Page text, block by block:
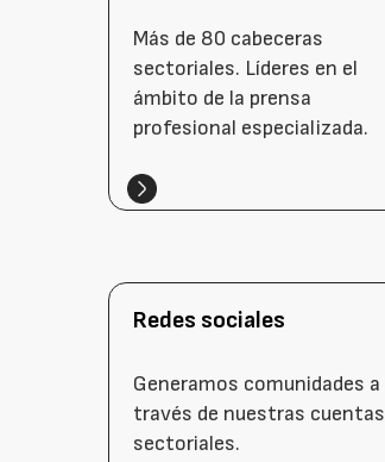
Más de 80 cabeceras
sectoriales. Líderes en el
ámbito de la prensa
profesional especializada.
Redes sociales
Generamos comunidades a
través de nuestras cuentas
sectoriales.